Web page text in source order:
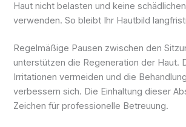
Haut nicht belasten und keine
verwenden. So bleibt Ihr Hautbild
Regelmäßige Pausen zwischen den
unterstützen die Regeneration der Haut.
Irritationen vermeiden und die
verbessern sich. Die Einhaltung dieser
Zeichen für professionelle Betreuung.